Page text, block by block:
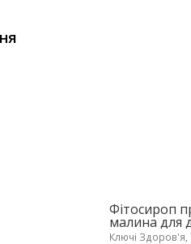
Фітосироп
малина для
Ключі